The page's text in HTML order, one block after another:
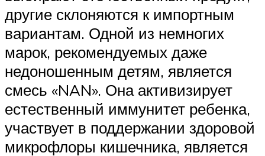
другие склоняются к импортным
вариантам. Одной из немногих
марок, рекомендуемых даже
недоношенным детям, является
смесь «NAN». Она активизирует
естественный иммунитет ребенка,
участвует в поддержании здоровой
микрофлоры кишечника, является